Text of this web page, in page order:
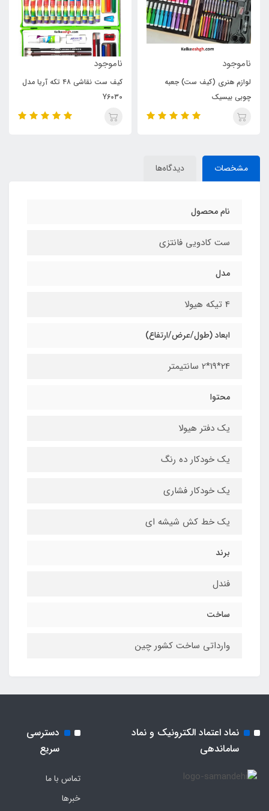
ناموجود
کیف ست نقاشی ۴۸ تکه آریا مدل
Y6030
400,000
فندل ست 9 تیکه گربه ملوس
مشخصات دیدگاه‌ها
نام محصول
ست کادویی فانتزی
مدل
4 تیکه هیولا
ابعاد (طول/عرض/ارتفاع)
24*19*2 سانتیمتر
محتوا
یک دفتر هیولا
یک خودکار ده رنگ
یک خودکار فشاری
یک خط کش شیشه ای
برند
فندل
ساخت
وارداتی ساخت کشور چین
نماد اعتماد الکترونیک و نماد
ساماندهی
دسترسی
سریع
تماس با ما
خبرها